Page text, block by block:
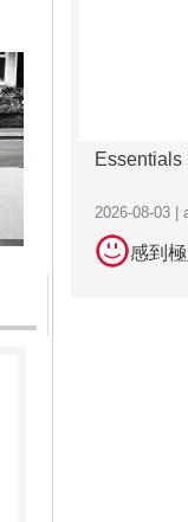
Essentials
2026-08-03 |
感到